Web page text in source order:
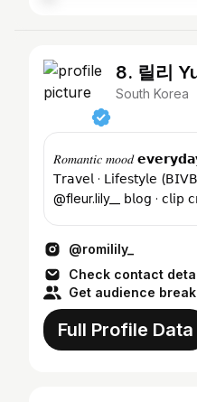
8. 릴리
South Korea
𝑅𝑜𝑚𝑎𝑛𝑡𝑖𝑐 𝑚𝑜𝑜𝑑
𝖳𝗋𝖺𝗏𝖾𝗅 · 𝖫𝗂𝖿𝖾𝗌𝗍𝗒𝗅𝖾 (𝖡𝖨𝖵𝖡
@fleur.lily__ 𝖻𝗅𝗈𝗀 ·
@romilily_
Check contact
Get audience
Full Profile Data